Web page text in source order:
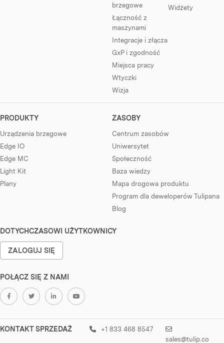
brzegowe
Łączność z
maszynami
Integracje i złącza
GxP i zgodność
Miejsca pracy
Wtyczki
Wizja
Widżety
PRODUKTY
Urządzenia brzegowe
Edge IO
Edge MC
Light Kit
Plany
ZASOBY
Centrum zasobów
Uniwersytet
Społeczność
Baza wiedzy
Mapa drogowa produktu
Program dla deweloperów Tulipana
Blog
DOTYCHCZASOWI UŻYTKOWNICY
ZALOGUJ SIĘ
POŁĄCZ SIĘ Z NAMI
KONTAKT SPRZEDAŻ
+1 833 468 8547
sales@tulip.co